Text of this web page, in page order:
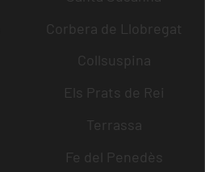
Corbera de Llobregat
Collsuspina
Els Prats de Rei
Terrassa
Fe del Penedès